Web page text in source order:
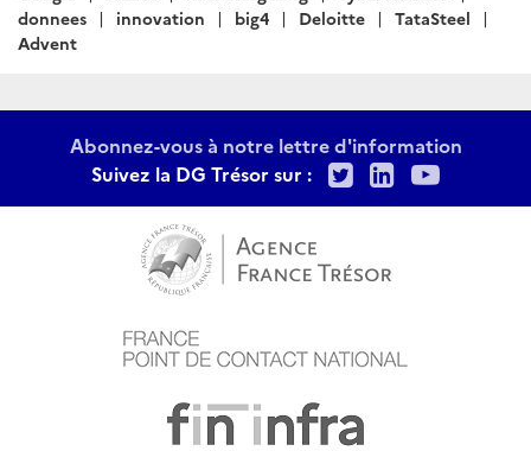
donnees
innovation big4 Deloitte
TataSteel
Advent
Abonnez-vous à notre lettre d'information
Suivez la DG Trésor sur :
TwitterLinkedIn